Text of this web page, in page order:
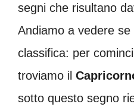
segni che risultano
Andiamo a vedere se
classifica: per
troviamo il
sotto questo segno